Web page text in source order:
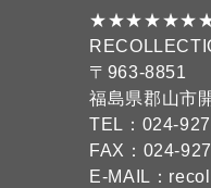
〒963-8851
福島県郡山市
TEL：024-
FAX：024-
E-MAIL：